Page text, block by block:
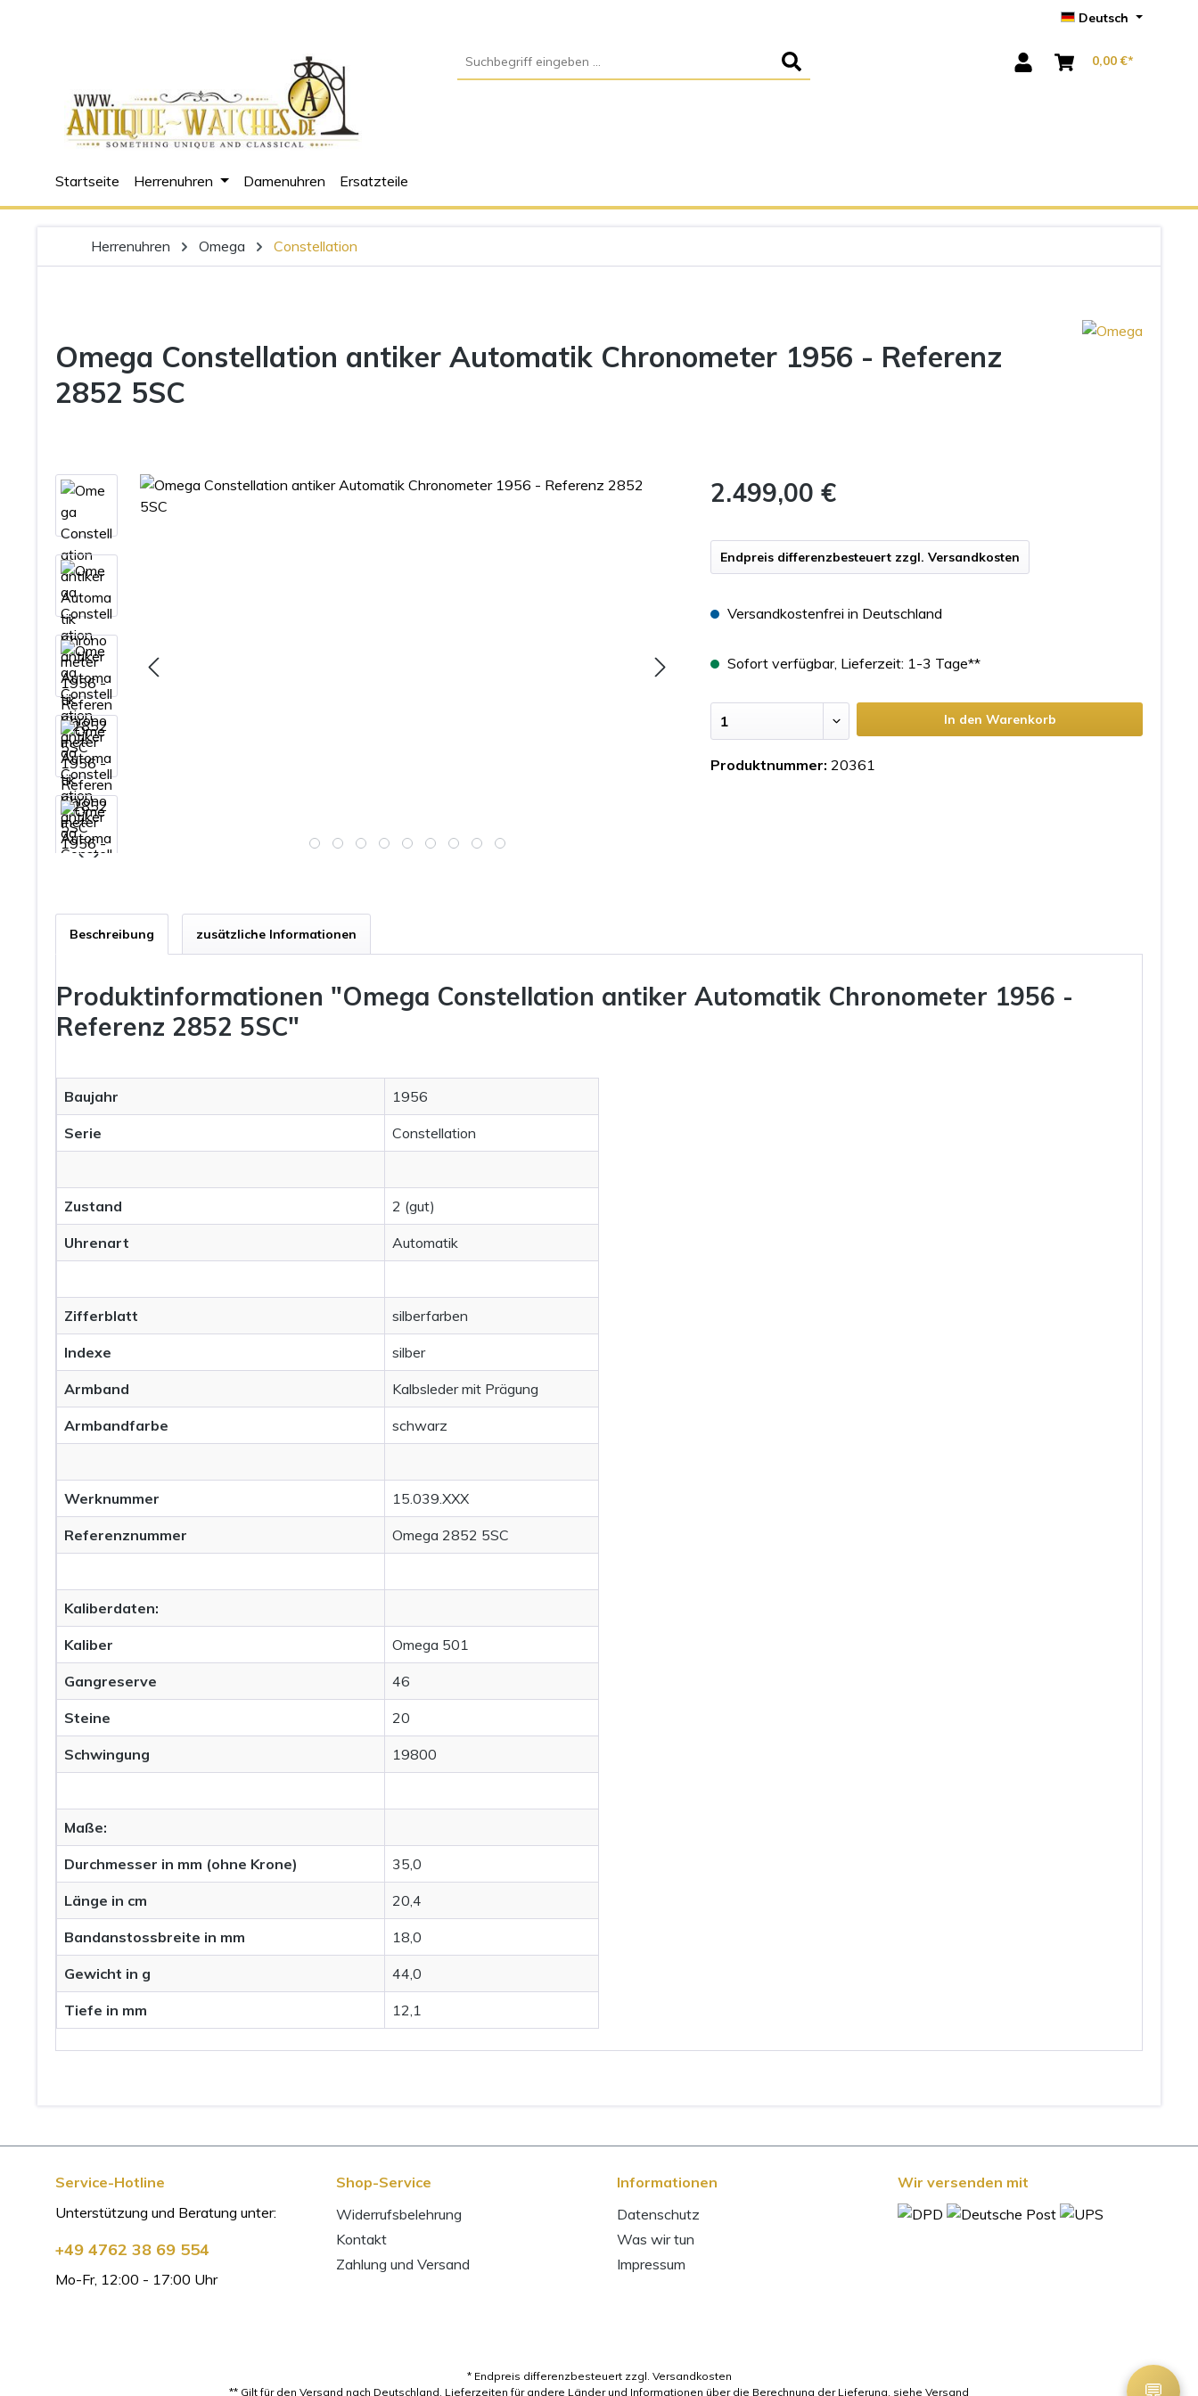
Deutsch
0,00 €*
Startseite Herrenuhren Damenuhren Ersatzteile
Herrenuhren Omega Constellation
Omega Constellation antiker Automatik Chronometer 1956 - Referenz
2852 5SC
Bildergalerie überspringen 2.499,00 €
Endpreis differenzbesteuert zzgl. Versandkosten
Versandkostenfrei in Deutschland
Sofort verfügbar, Lieferzeit: 1-3 Tage**
In den Warenkorb
Produktnummer: 20361
Beschreibung zusätzliche Informationen
Produktinformationen "Omega Constellation antiker Automatik Chronometer 1956 -
Referenz 2852 5SC"
Baujahr 1956
Serie Constellation
Zustand 2 (gut)
Uhrenart Automatik
Zifferblatt silberfarben
Indexe silber
Armband Kalbsleder mit Prägung
Armbandfarbe schwarz
Werknummer 15.039.XXX
Referenznummer Omega 2852 5SC
Kaliberdaten:
Kaliber Omega 501
Gangreserve 46
Steine 20
Schwingung 19800
Maße:
Durchmesser in mm (ohne Krone) 35,0
Länge in cm 20,4
Bandanstossbreite in mm 18,0
Gewicht in g 44,0
Tiefe in mm 12,1
Service-Hotline
Unterstützung und Beratung unter:
+49 4762 38 69 554
Mo-Fr, 12:00 - 17:00 Uhr
Shop-Service
Widerrufsbelehrung
Kontakt
Zahlung und Versand
Informationen
Datenschutz
Was wir tun
Impressum
Wir versenden mit
* Endpreis differenzbesteuert zzgl. Versandkosten
** Gilt für den Versand nach Deutschland. Lieferzeiten für andere Länder und Informationen über die Berechnung der Lieferung, siehe Versand